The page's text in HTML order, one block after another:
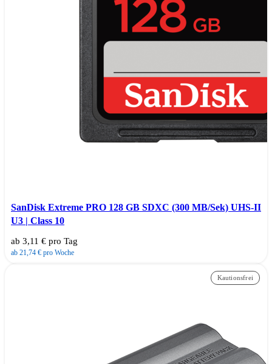
SanDisk Extreme PRO 128 GB SDXC (300 MB/Sek) UHS-II
U3 | Class 10
ab 3,11 € pro Tag
ab 21,74 € pro Woche
Kautionsfrei